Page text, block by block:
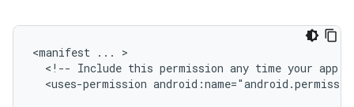
<manifest ...
<!-- Include this permission any time your app
<uses-permission